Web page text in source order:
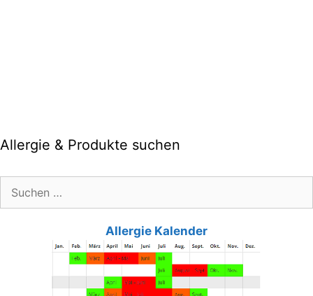
Allergie & Produkte suchen
Allergie Kalender